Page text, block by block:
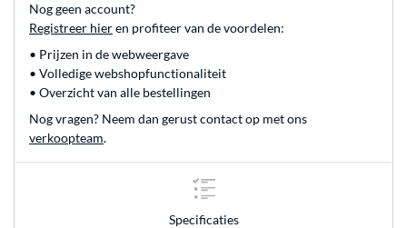
Nog geen account?
Registreer hieren profiteer van de voordelen:
• Prijzen in de webweergave
• Volledige webshopfunctionaliteit
• Overzicht van alle bestellingen
Nog vragen? Neem dan gerust contact op met ons
verkoopteam.
Specificaties